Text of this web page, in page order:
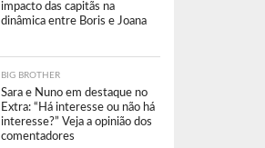
impacto das capitãs na
dinâmica entre Boris e Joana
BIG BROTHER
Sara e Nuno em destaque no
Extra: “Há interesse ou não há
interesse?” Veja a opinião dos
comentadores